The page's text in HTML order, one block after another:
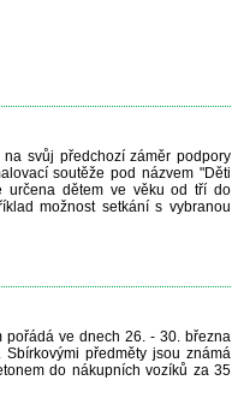
svůj předchozí záměr podpory
soutěže pod názvem "Děti
určena dětem ve věku od tří do
možnost setkání s vybranou
pořádá ve dnech 26. - 30. března
předměty jsou známá
do nákupních vozíků za 35